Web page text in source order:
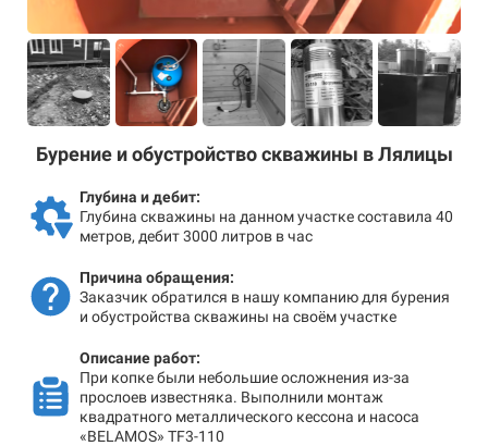
Бурение и обустройство скважины в Лялицы
Глубина и дебит:
Глубина скважины на данном участке составила 40
метров, дебит 3000 литров в час
Причина обращения:
Заказчик обратился в нашу компанию для бурения
и обустройства скважины на своём участке
Описание работ:
При копке были небольшие осложнения из-за
прослоев известняка. Выполнили монтаж
квадратного металлического кессона и насоса
«BELAMOS» TF3-110